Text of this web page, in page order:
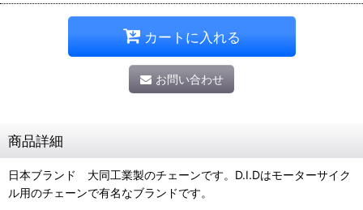
カートに入れる
お問い合わせ
商品詳細
日本ブランド 大同工業製のチェーンです。D.I.Dはモーターサイク
ル用のチェーンで有名なブランドです。